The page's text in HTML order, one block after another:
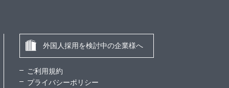
外国人採用を検討中の企業様へ
ご利用規約
プライバシーポリシー